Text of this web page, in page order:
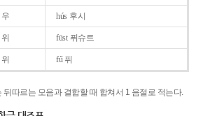
우 hús 후시
위 füst 퓌슈트
위 fű 퓌
뒤따르는 모음과 결합할 때 합쳐서 1 음절로 적는다.